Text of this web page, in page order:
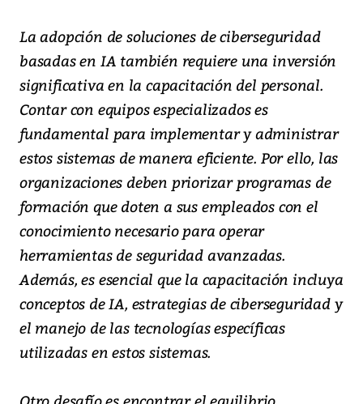
La adopción de soluciones de ciberseguridad
basadas en IA también requiere una inversión
significativa en la capacitación del personal.
Contar con equipos especializados es
fundamental para implementar y administrar
estos sistemas de manera eficiente. Por ello, las
organizaciones deben priorizar programas de
formación que doten a sus empleados con el
conocimiento necesario para operar
herramientas de seguridad avanzadas.
Además, es esencial que la capacitación incluya
conceptos de IA, estrategias de ciberseguridad y
el manejo de las tecnologías específicas
utilizadas en estos sistemas.